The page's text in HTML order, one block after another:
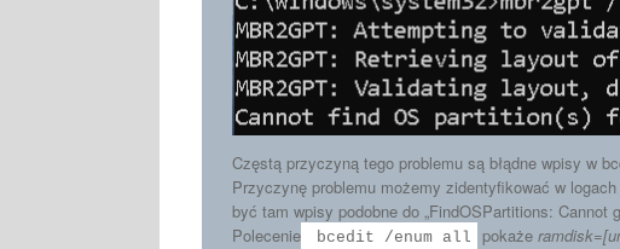
Częstą przyczyną tego problemu są błądne wpisy w
Przyczynę problemu możemy zidentyfikować w
być tam wpisy podobne do „FindOSPartitions: Cannot
Polecenie
bcedit /enum all pokaże